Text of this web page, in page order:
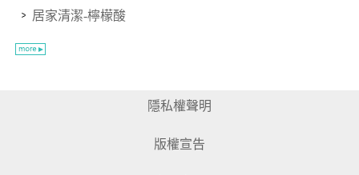
居家清潔-檸檬酸
隱私權聲明
版權宣告